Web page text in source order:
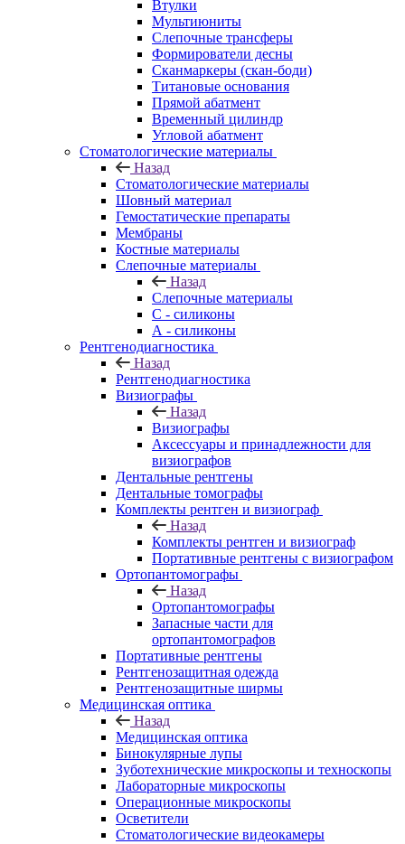
Втулки
Мультиюниты
Слепочные трансферы
Формирователи десны
Сканмаркеры (скан-боди)
Титановые основания
Прямой абатмент
Временный цилиндр
Угловой абатмент
Стоматологические материалы
Назад
Стоматологические материалы
Шовный материал
Гемостатические препараты
Мембраны
Костные материалы
Слепочные материалы
Назад
Слепочные материалы
C - силиконы
А - силиконы
Рентгенодиагностика
Назад
Рентгенодиагностика
Визиографы
Назад
Визиографы
Аксессуары и принадлежности для
визиографов
Дентальные рентгены
Дентальные томографы
Комплекты рентген и визиограф
Назад
Комплекты рентген и визиограф
Портативные рентгены с визиографом
Ортопантомографы
Назад
Ортопантомографы
Запасные части для
ортопантомографов
Портативные рентгены
Рентгенозащитная одежда
Рентгенозащитные ширмы
Медицинская оптика
Назад
Медицинская оптика
Бинокулярные лупы
Зуботехнические микроскопы и техноскопы
Лабораторные микроскопы
Операционные микроскопы
Осветители
Стоматологические видеокамеры